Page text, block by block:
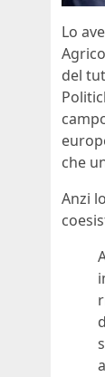
Lo
del
che
Anzi